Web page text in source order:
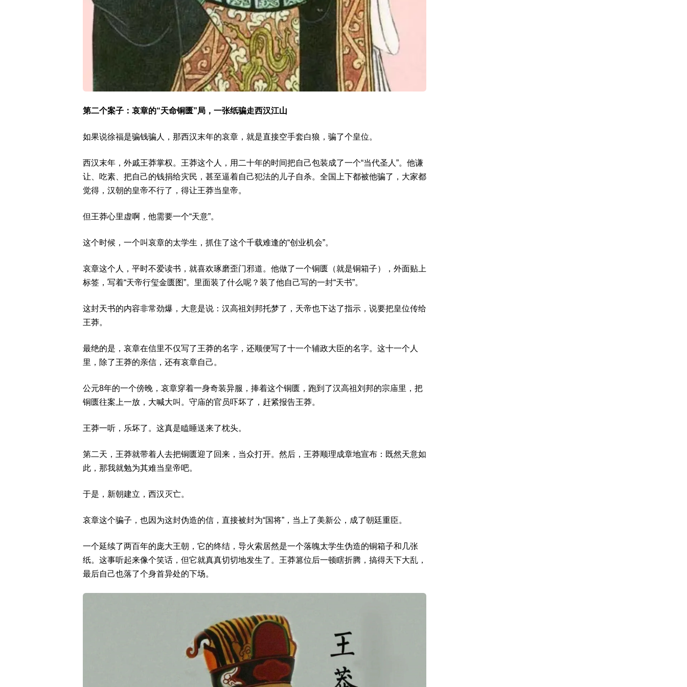
第二个案子：哀章的“天命铜匮”局，一张纸骗走西汉江山
如果说徐福是骗钱骗人，那西汉末年的哀章，就是直接空手套白狼，骗了个皇位。
西汉末年，外戚王莽掌权。王莽这个人，用二十年的时间把自己包装成了一个“当代圣人”。他谦
让、吃素、把自己的钱捐给灾民，甚至逼着自己犯法的儿子自杀。全国上下都被他骗了，大家都
觉得，汉朝的皇帝不行了，得让王莽当皇帝。
但王莽心里虚啊，他需要一个“天意”。
这个时候，一个叫哀章的太学生，抓住了这个千载难逢的“创业机会”。
哀章这个人，平时不爱读书，就喜欢琢磨歪门邪道。他做了一个铜匮（就是铜箱子），外面贴上
标签，写着“天帝行玺金匮图”。里面装了什么呢？装了他自己写的一封“天书”。
这封天书的内容非常劲爆，大意是说：汉高祖刘邦托梦了，天帝也下达了指示，说要把皇位传给
王莽。
最绝的是，哀章在信里不仅写了王莽的名字，还顺便写了十一个辅政大臣的名字。这十一个人
里，除了王莽的亲信，还有哀章自己。
公元8年的一个傍晚，哀章穿着一身奇装异服，捧着这个铜匮，跑到了汉高祖刘邦的宗庙里，把
铜匮往案上一放，大喊大叫。守庙的官员吓坏了，赶紧报告王莽。
王莽一听，乐坏了。这真是瞌睡送来了枕头。
第二天，王莽就带着人去把铜匮迎了回来，当众打开。然后，王莽顺理成章地宣布：既然天意如
此，那我就勉为其难当皇帝吧。
于是，新朝建立，西汉灭亡。
哀章这个骗子，也因为这封伪造的信，直接被封为“国将”，当上了美新公，成了朝廷重臣。
一个延续了两百年的庞大王朝，它的终结，导火索居然是一个落魄太学生伪造的铜箱子和几张
纸。这事听起来像个笑话，但它就真真切切地发生了。王莽篡位后一顿瞎折腾，搞得天下大乱，
最后自己也落了个身首异处的下场。